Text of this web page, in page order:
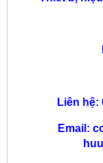
Liên hệ:
Email: